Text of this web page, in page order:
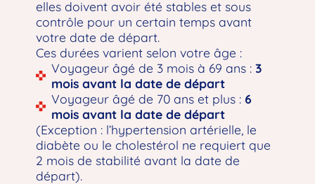
elles doivent avoir été stables et sous
contrôle pour un certain temps avant
votre date de départ.
Ces durées varient selon votre âge :
Voyageur âgé de 3 mois à 69 ans :3
mois avant la date de départ
Voyageur âgé de 70 ans et plus :6
mois avant la date de départ
(Exception : l’hypertension artérielle, le
diabète ou le cholestérol ne requiert que
2 mois de stabilité avant la date de
départ).